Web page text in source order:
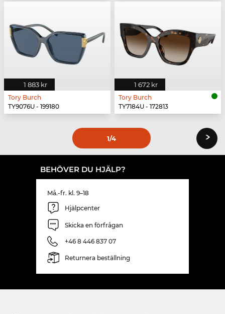
1 883 kr
Tory Burch
TY9076U - 199180
1 672 kr
Tory Burch
TY7184U - 172813
1/4 ›
BEHÖVER DU HJÄLP?
Må.-fr. kl. 9–18
Hjälpcenter
Skicka en förfrågan
+46 8 446 837 07
Returnera beställning